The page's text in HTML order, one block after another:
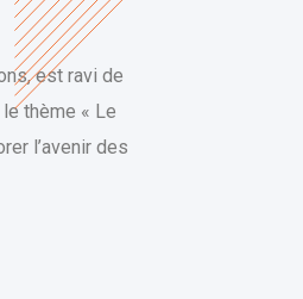
est ravi de
thème « Le
l’avenir des